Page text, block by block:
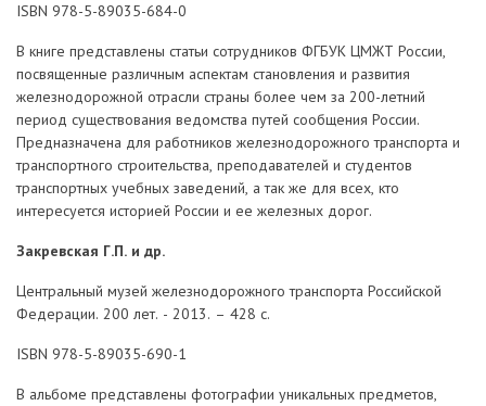
ISBN 978-5-89035-684-0
В книге представлены статьи сотрудников ФГБУК ЦМЖТ России,
посвященные различным аспектам становления и развития
железнодорожной отрасли страны более чем за 200-летний
период существования ведомства путей сообщения России.
Предназначена для работников железнодорожного транспорта и
транспортного строительства, преподавателей и студентов
транспортных учебных заведений, а так же для всех, кто
интересуется историей России и ее железных дорог.
Закревская Г.П. и др.
Центральный музей железнодорожного транспорта Российской
Федерации. 200 лет. - 2013. – 428 с.
ISBN 978-5-89035-690-1
В альбоме представлены фотографии уникальных предметов,